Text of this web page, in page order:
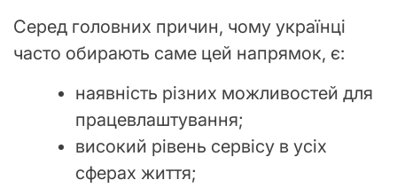
Серед головних причин, чому українці
часто обирають саме цей напрямок, є:
наявність різних можливостей для
працевлаштування;
високий рівень сервісу в усіх
сферах життя;